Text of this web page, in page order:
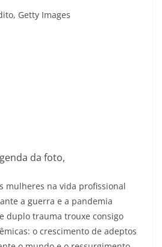
Getty Images
da foto,
mulheres na vida profissional
a guerra e a pandemia
duplo trauma trouxe consigo
o crescimento de adeptos